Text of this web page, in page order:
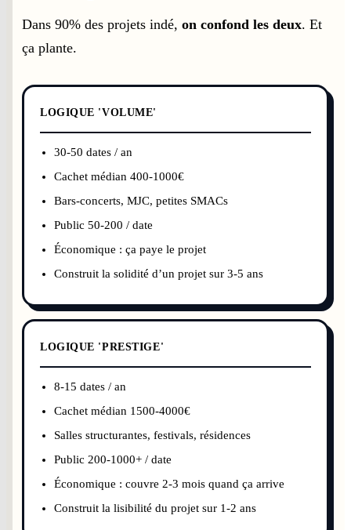
Dans 90% des projets indé, on confond les deux. Et
ça plante.
LOGIQUE 'VOLUME'
30-50 dates / an
Cachet médian 400-1000€
Bars-concerts, MJC, petites SMACs
Public 50-200 / date
Économique : ça paye le projet
Construit la solidité d’un projet sur 3-5 ans
LOGIQUE 'PRESTIGE'
8-15 dates / an
Cachet médian 1500-4000€
Salles structurantes, festivals, résidences
Public 200-1000+ / date
Économique : couvre 2-3 mois quand ça arrive
Construit la lisibilité du projet sur 1-2 ans